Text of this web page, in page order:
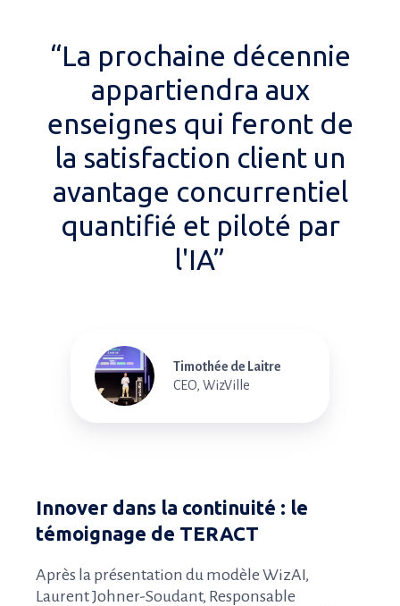
“La prochaine décennie
appartiendra aux
enseignes qui feront de
la satisfaction client un
avantage concurrentiel
quantifié et piloté par
l'IA”
Timothée de Laitre
CEO, WizVille
Innover dans la continuité : le
témoignage de TERACT
Après la présentation du modèle WizAI,
Laurent Johner-Soudant, Responsable